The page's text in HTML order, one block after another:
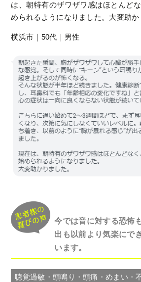
は、朝特有のザワザワ感はほとんど
められるようになりました。大変助か
横浜市｜50代｜男性
今では音に対する恐怖
出も以前より気楽にで
います。
聴覚過敏・頭鳴り・頭痛・めまい・